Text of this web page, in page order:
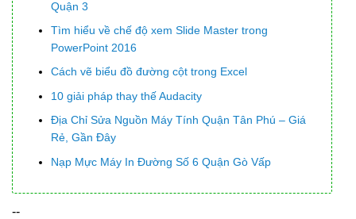
Quận 3
Tìm hiểu về chế độ xem Slide Master trong
PowerPoint 2016
Cách vẽ biểu đồ đường cột trong Excel
10 giải pháp thay thế Audacity
Địa Chỉ Sửa Nguồn Máy Tính Quận Tân Phú – Giá
Rẻ, Gần Đây
Nạp Mực Máy In Đường Số 6 Quận Gò Vấp
--